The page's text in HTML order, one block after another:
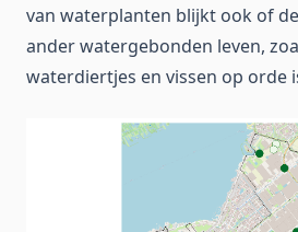
van waterplanten blijkt ook of
ander watergebonden leven,
waterdiertjes en vissen op orde